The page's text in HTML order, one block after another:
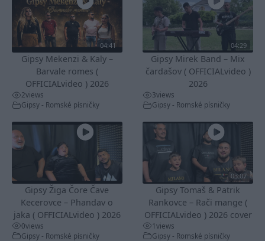
04:41
Gipsy Mekenzi & Kaly –
Barvale romes (
OFFICIALvideo ) 2026
2views
Gipsy - Romské písničky
04:29
Gipsy Mirek Band – Mix
čardašov ( OFFICIALvideo )
2026
3views
Gipsy - Romské písničky
Gipsy Žiga Čore Čave
Kecerovce – Phandav o
jaka ( OFFICIALvideo ) 2026
0views
Gipsy - Romské písničky
03:07
Gipsy Tomaš & Patrik
Rankovce – Rači mange (
OFFICIALvideo ) 2026 cover
1views
Gipsy - Romské písničky